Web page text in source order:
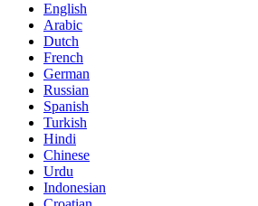
English
Arabic
Dutch
French
German
Russian
Spanish
Turkish
Hindi
Chinese
Urdu
Indonesian